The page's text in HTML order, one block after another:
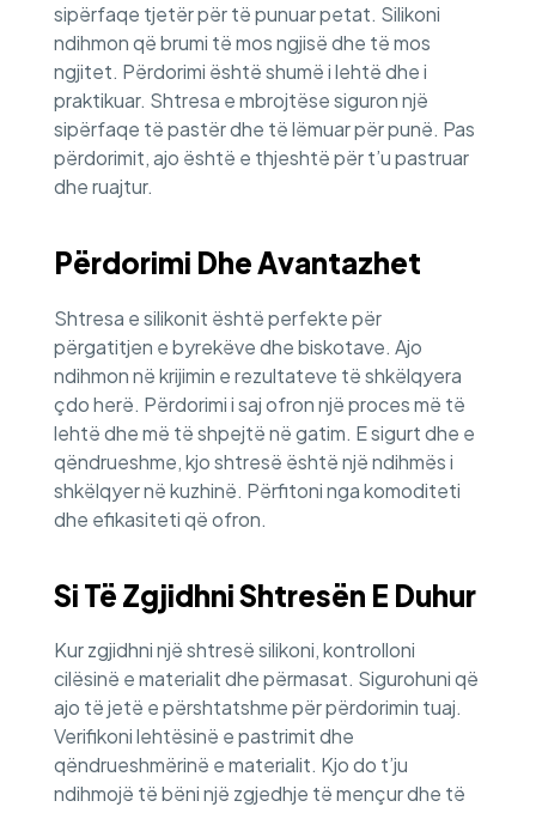
sipërfaqe tjetër për të punuar petat. Silikoni
ndihmon që brumi të mos ngjisë dhe të mos
ngjitet. Përdorimi është shumë i lehtë dhe i
praktikuar. Shtresa e mbrojtëse siguron një
sipërfaqe të pastër dhe të lëmuar për punë. Pas
përdorimit, ajo është e thjeshtë për t’u pastruar
dhe ruajtur.
Përdorimi Dhe Avantazhet
Shtresa e silikonit është perfekte për
përgatitjen e byrekëve dhe biskotave. Ajo
ndihmon në krijimin e rezultateve të shkëlqyera
çdo herë. Përdorimi i saj ofron një proces më të
lehtë dhe më të shpejtë në gatim. E sigurt dhe e
qëndrueshme, kjo shtresë është një ndihmës i
shkëlqyer në kuzhinë. Përfitoni nga komoditeti
dhe efikasiteti që ofron.
Si Të Zgjidhni Shtresën E Duhur
Kur zgjidhni një shtresë silikoni, kontrolloni
cilësinë e materialit dhe përmasat. Sigurohuni që
ajo të jetë e përshtatshme për përdorimin tuaj.
Verifikoni lehtësinë e pastrimit dhe
qëndrueshmërinë e materialit. Kjo do t’ju
ndihmojë të bëni një zgjedhje të mençur dhe të